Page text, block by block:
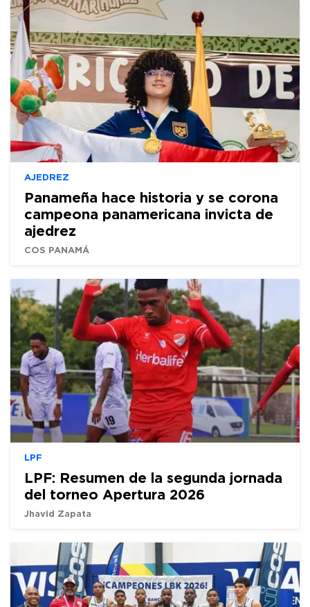
AJEDREZ
Panameña hace historia y se corona
campeona panamericana invicta de
ajedrez
COS PANAMÁ
LPF
LPF: Resumen de la segunda jornada
del torneo Apertura 2026
Jhavid Zapata